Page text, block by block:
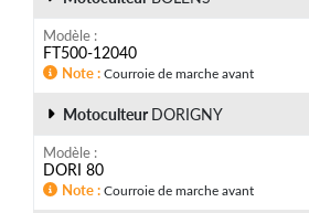
Modèle
FT500-12040
Note Courroie de marche avant
Motoculteur DORIGNY
Modèle
DORI 80
Note Courroie de marche avant